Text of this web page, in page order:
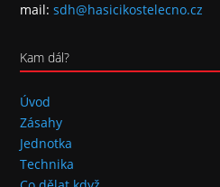
mail:sdh@hasicikostelecno.cz
Kam dál?
Úvod
Zásahy
Jednotka
Technika